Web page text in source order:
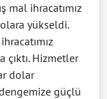
mal ihracatımız
yükseldi.
Hizmetler
dolar
güçlü